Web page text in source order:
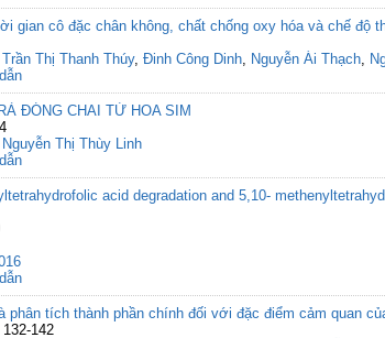
gian cô đặc chân không, chất chống oxy hóa và chế độ
Trần Thị Thanh Thúy, Đinh Công Dinh, Nguyễn Ái Thạch,
ĐÓNG CHAI TỪ HOA SIM
Nguyễn Thị Thùy Linh
acid degradation and 5,10-
phân tích thành phần chính đối với đặc điểm cảm quan
142